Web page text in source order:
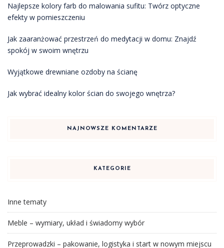
Najlepsze kolory farb do malowania sufitu: Twórz optyczne
efekty w pomieszczeniu
Jak zaaranżować przestrzeń do medytacji w domu: Znajdź
spokój w swoim wnętrzu
Wyjątkowe drewniane ozdoby na ścianę
Jak wybrać idealny kolor ścian do swojego wnętrza?
NAJNOWSZE KOMENTARZE
KATEGORIE
Inne tematy
Meble – wymiary, układ i świadomy wybór
Przeprowadzki – pakowanie, logistyka i start w nowym miejscu